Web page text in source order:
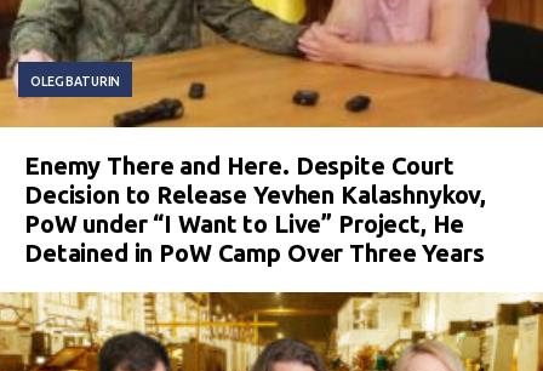
OLEG BATURIN
Enemy There and Here. Despite Court
Decision to Release Yevhen Kalashnykov,
PoW under “I Want to Live” Project, He
Detained in PoW Camp Over Three Years